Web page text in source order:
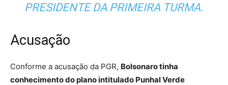
PRESIDENTE DA PRIMEIRA TURMA.
Acusação
Conforme a acusação da PGR, Bolsonaro tinha
conhecimento do plano intitulado Punhal Verde